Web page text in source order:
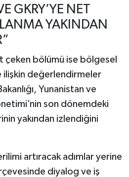
GKRY’YE NET
YAKINDAN
çeken bölümü ise bölgesel
ilişkin değerlendirmeler
, Yunanistan ve
’nin son dönemdeki
yakından izlendiğini
artıracak adımlar yerine
diyalog ve iş